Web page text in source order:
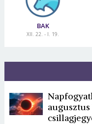
BAK
XII. 22. - I. 19.
augusztus